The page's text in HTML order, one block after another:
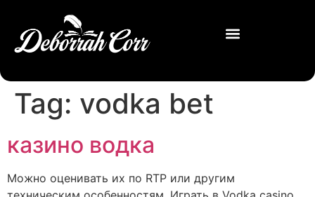
Tag: vodka bet
казино водка
Можно оценивать их по RTP или другим